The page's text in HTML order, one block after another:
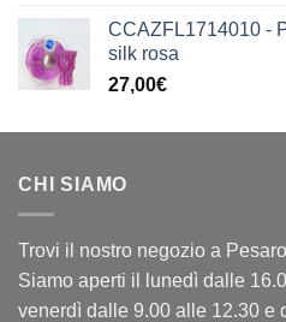
CCAZFL1714010 -
silk rosa
27,00€
CHI SIAMO
Trovi il nostro negozio a
Siamo aperti il lunedì dalle
venerdì dalle 9.00 alle 12.30 e